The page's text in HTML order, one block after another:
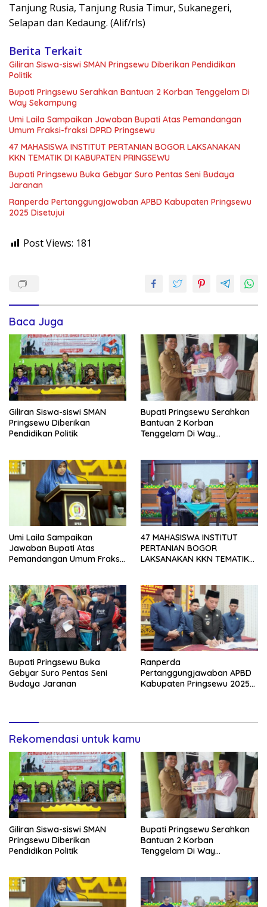
Tanjung Rusia, Tanjung Rusia Timur, Sukanegeri,
Selapan dan Kedaung. (Alif/rls)
Berita Terkait
Giliran Siswa-siswi SMAN Pringsewu Diberikan Pendidikan
Politik
Bupati Pringsewu Serahkan Bantuan 2 Korban Tenggelam Di
Way Sekampung
Umi Laila Sampaikan Jawaban Bupati Atas Pemandangan
Umum Fraksi-fraksi DPRD Pringsewu
47 MAHASISWA INSTITUT PERTANIAN BOGOR LAKSANAKAN
KKN TEMATIK DI KABUPATEN PRINGSEWU
Bupati Pringsewu Buka Gebyar Suro Pentas Seni Budaya
Jaranan
Ranperda Pertanggungjawaban APBD Kabupaten Pringsewu
2025 Disetujui
Post Views: 181
Baca Juga
Giliran Siswa-siswi SMAN
Pringsewu Diberikan
Pendidikan Politik
Bupati Pringsewu Serahkan
Bantuan 2 Korban
Tenggelam Di Way
Umi Laila Sampaikan
Jawaban Bupati Atas
Pemandangan Umum Fraksi-
47 MAHASISWA INSTITUT
PERTANIAN BOGOR
LAKSANAKAN KKN TEMATIK
Bupati Pringsewu Buka
Gebyar Suro Pentas Seni
Budaya Jaranan
Ranperda
Pertanggungjawaban APBD
Kabupaten Pringsewu 2025
Rekomendasi untuk kamu
Giliran Siswa-siswi SMAN
Pringsewu Diberikan
Pendidikan Politik
Bupati Pringsewu Serahkan
Bantuan 2 Korban
Tenggelam Di Way